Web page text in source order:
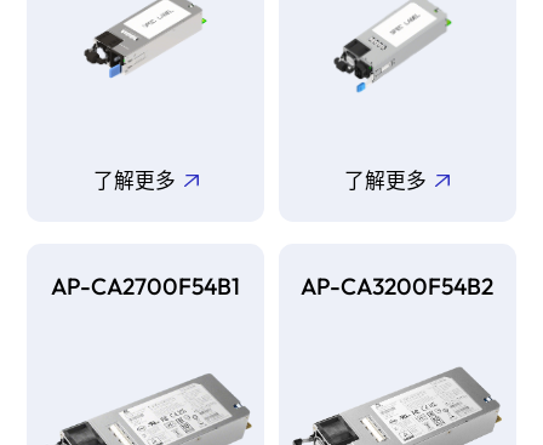
了解更多 了解更多
AP-CA2700F54B1 AP-CA3200F54B2